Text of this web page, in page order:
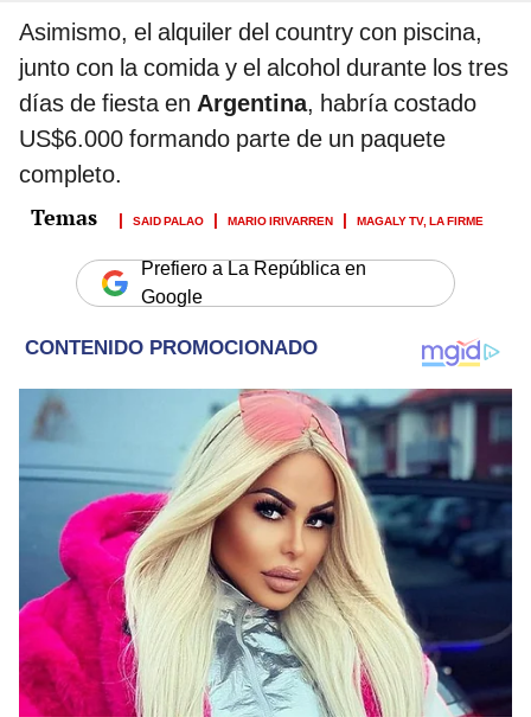
Asimismo, el alquiler del country con piscina,
junto con la comida y el alcohol durante los tres
días de fiesta en Argentina, habría costado
US$6.000 formando parte de un paquete
completo.
SAID PALAO MARIO IRIVARREN MAGALY TV, LA FIRME
Prefiero a La República en
Google